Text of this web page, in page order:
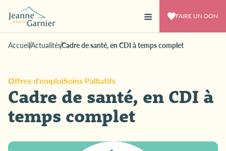
FAIRE UN DON
AccueilActualitésCadre de santé, en CDI à temps complet
Offres d'emploiSoins Palliatifs
Cadre de santé, en CDI à
temps complet